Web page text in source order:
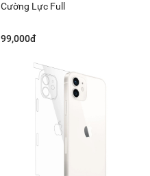
Cường Lực Full
99,000đ